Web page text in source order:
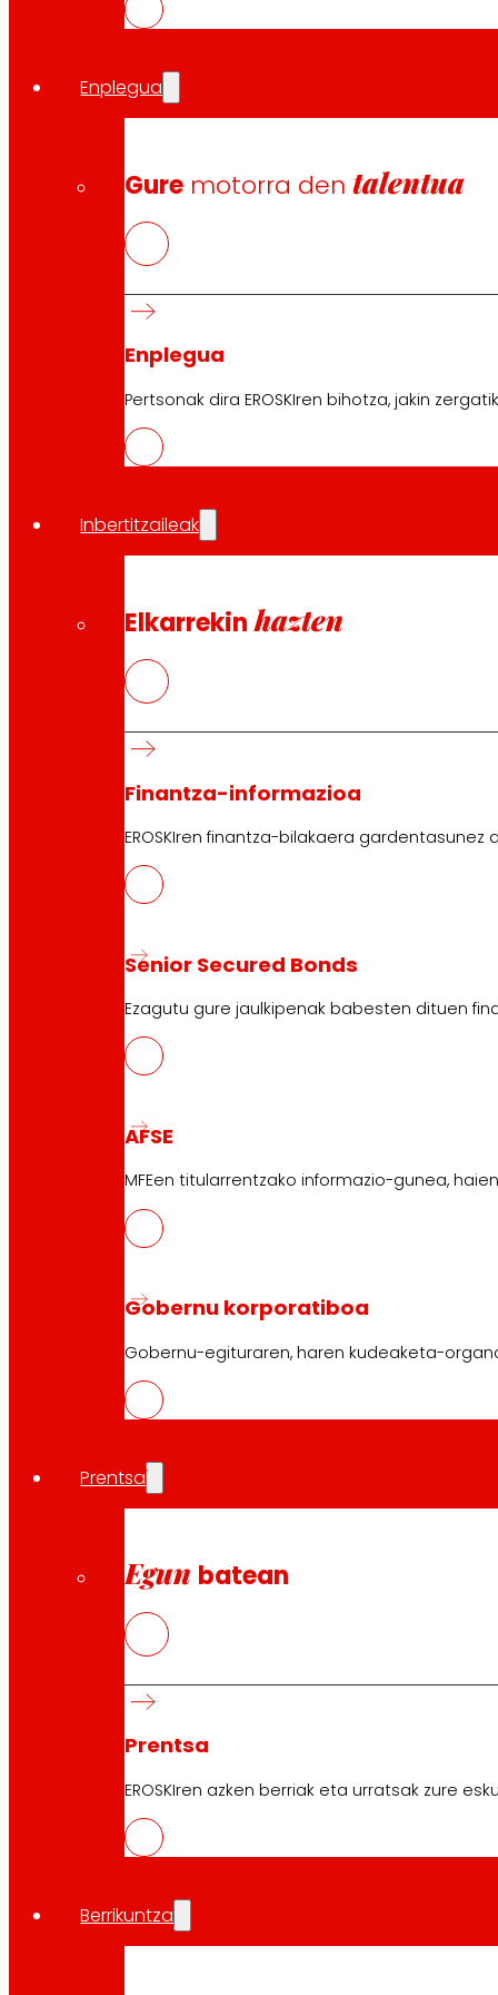
Enplegua
Gure motorra dentalentua
Enplegua
Pertsonak dira EROSKIren bihotza, jakin
Inbertitzaileak
Elkarrekin hazten
Finantza-informazioa
EROSKIren finantza-bilakaera
Senior Secured Bonds
Ezagutu gure jaulkipenak babesten dituen
AFSE
MFEen titularrentzako informazio-gunea,
Gobernu korporatiboa
Gobernu-egituraren, haren kudeaketa-
Prentsa
Egun batean
Prentsa
EROSKIren azken berriak eta urratsak zure
Berrikuntza
CAS